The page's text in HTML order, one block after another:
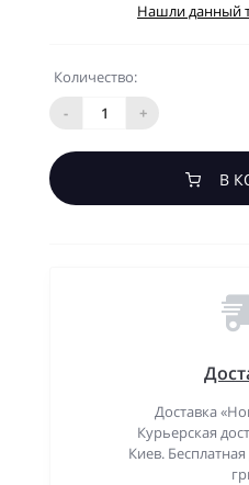
Нашли данный
Количество:
-
+
В
Доставка
Курьерская
Киев.